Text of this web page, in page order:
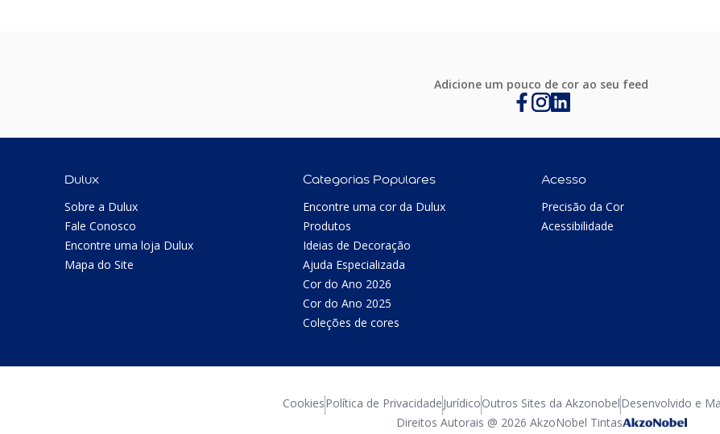
Adicione um pouco de cor ao seu feed
Dulux
Sobre a Dulux
Fale Conosco
Encontre uma loja Dulux
Mapa do Site
Categorias Populares
Encontre uma cor da Dulux
Produtos
Ideias de Decoração
Ajuda Especializada
Cor do Ano 2026
Cor do Ano 2025
Coleções de cores
Acesso
Precisão da Cor
Acessibilidade
CookiesPolítica de PrivacidadeJurídicoOutros Sites da AkzonobelDesenvolvido e
Direitos Autorais @ 2026 AkzoNobel Tintas